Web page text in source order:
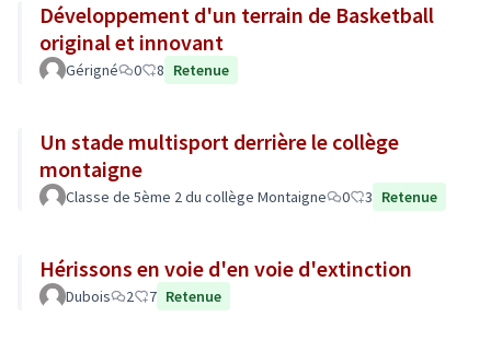
Développement d'un terrain de Basketball
original et innovant
Gérigné 0 8 Retenue
Un stade multisport derrière le collège
montaigne
Classe de 5ème 2 du collège Montaigne 0 3 Retenue
Hérissons en voie d'en voie d'extinction
Dubois 2 7 Retenue